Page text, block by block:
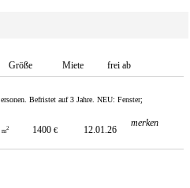
Größe Miete
frei ab
Befristet auf 3 Jahre. NEU: Fenster;
m2 1400 € 12.01.26
merken